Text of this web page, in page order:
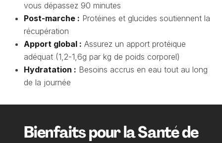
vous dépassez 90 minutes
Post-marche : Protéines et glucides soutiennent la
récupération
Apport global : Assurez un apport protéique
adéquat (1,2-1,6g par kg de poids corporel)
Hydratation : Besoins accrus en eau tout au long
de la journée
Bienfaits pour la Santé de